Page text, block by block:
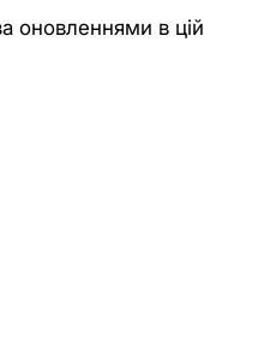
оновленнями в цій